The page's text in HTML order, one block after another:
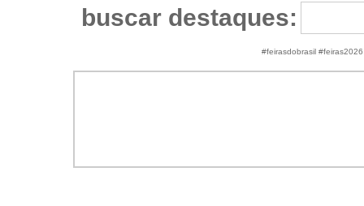
buscar destaques:
#feirasdobrasil